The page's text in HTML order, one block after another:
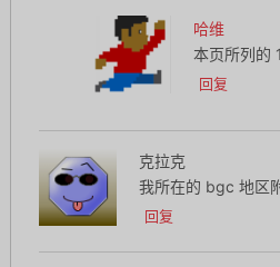
哈维
本页所列的
回复
克拉克
我所在的 bgc 地区
回复